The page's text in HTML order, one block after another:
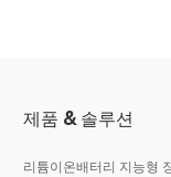
제품 & 솔루션
리튬이온배터리 지능형